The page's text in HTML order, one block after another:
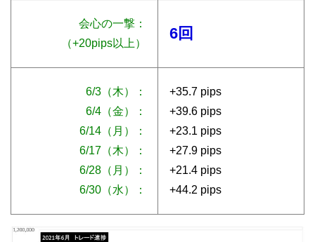
会心の一撃：
（+20pips以上）
6回
6/3（木）：
6/4（金）：
6/14（月）：
6/17（木）：
6/28（月）：
6/30（水）：
+35.7 pips
+39.6 pips
+23.1 pips
+27.9 pips
+21.4 pips
+44.2 pips